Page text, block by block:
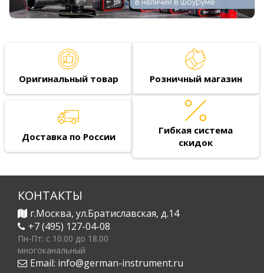
Оригинальный товар Розничный магазин
Доставка по России
Гибкая система
скидок
КОНТАКТЫ
г.Москва, ул.Братиславская, д.14
+7 (495) 127-04-08
Пн-Пт: c 10.00 до 18.00
многоканальный
Email: info@german-instrument.ru